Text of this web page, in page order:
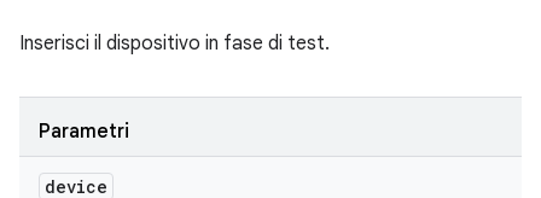
Inserisci il dispositivo in fase di test.
Parametri
device